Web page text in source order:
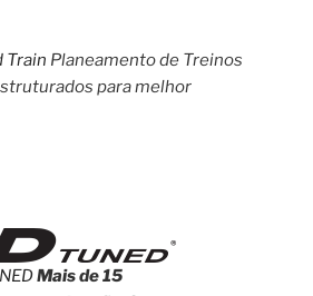
Train Planeamento de Treinos
para melhor
Mais de 15